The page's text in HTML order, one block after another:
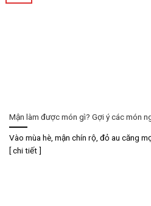
Mận làm được món gì? Gợi ý các món
Vào mùa hè, mận chín rộ, đỏ au căng
[ chi tiết ]